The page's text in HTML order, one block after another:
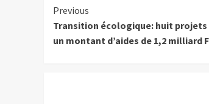
Continue
Reading
Previous
Transition écologique: huit
un montant d’aides de 1,2 milliard